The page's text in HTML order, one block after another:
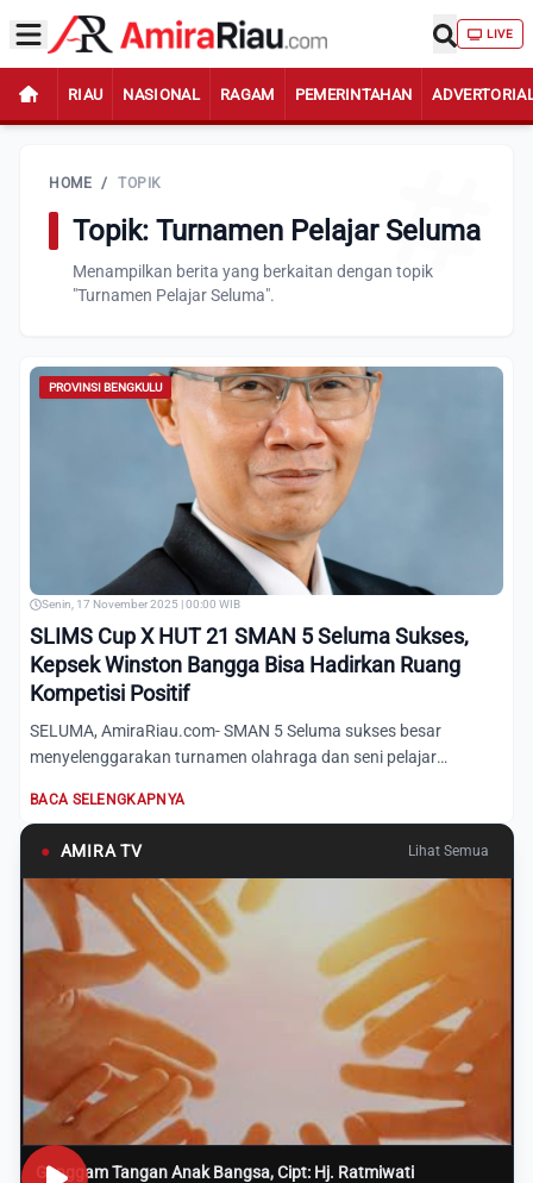
LIVE
RIAU NASIONAL RAGAM PEMERINTAHAN
HOME / TOPIK
Topik: Turnamen Pelajar Seluma
Menampilkan berita yang berkaitan dengan topik
"Turnamen Pelajar Seluma".
PROVINSI BENGKULU
Senin, 17 November 2025 | 00:00 WIB
SLIMS Cup X HUT 21 SMAN 5 Seluma Sukses,
Kepsek Winston Bangga Bisa Hadirkan Ruang
Kompetisi Positif
SELUMA, AmiraRiau.com- SMAN 5 Seluma sukses besar
menyelenggarakan turnamen olahraga dan seni pelajar
BACA SELENGKAPNYA
● AMIRA TV Lihat Semua
Genggam Tangan Anak Bangsa, Cipt: Hj. Ratmiwati